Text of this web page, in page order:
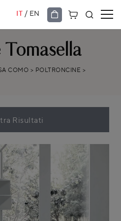
IT / EN
COMO > POLTRONCINE >
Risultati